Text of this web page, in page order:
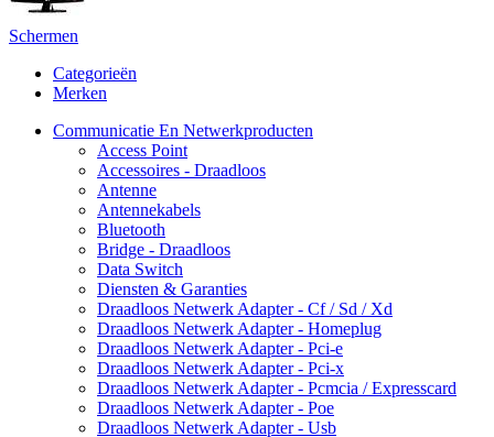
Schermen
Categorieën
Merken
Communicatie En Netwerkproducten
Access Point
Accessoires - Draadloos
Antenne
Antennekabels
Bluetooth
Bridge - Draadloos
Data Switch
Diensten & Garanties
Draadloos Netwerk Adapter - Cf / Sd / Xd
Draadloos Netwerk Adapter - Homeplug
Draadloos Netwerk Adapter - Pci-e
Draadloos Netwerk Adapter - Pci-x
Draadloos Netwerk Adapter - Pcmcia / Expresscard
Draadloos Netwerk Adapter - Poe
Draadloos Netwerk Adapter - Usb